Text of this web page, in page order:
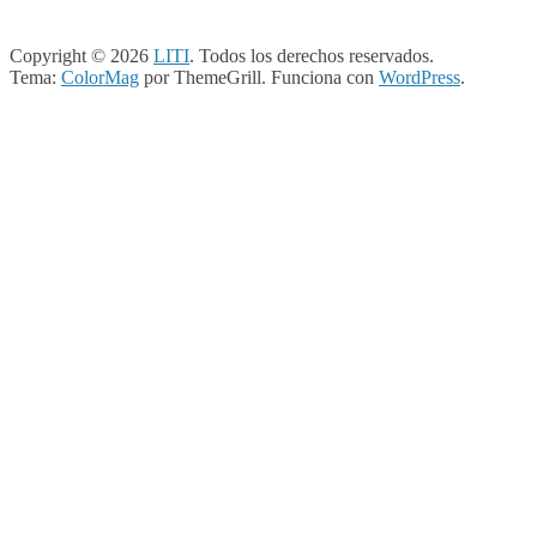
Copyright © 2026 LITI. Todos los derechos reservados.
Tema: ColorMag por ThemeGrill. Funciona con WordPress.